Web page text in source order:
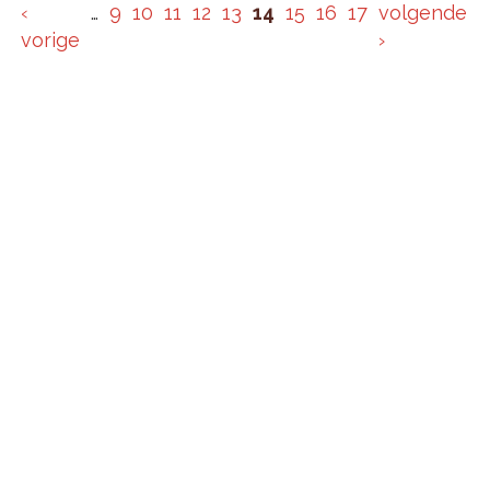
‹
vorige
… 9 10 11 12 13 14 15 16 17 volgende
›